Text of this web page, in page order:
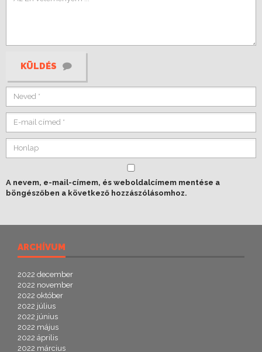
KÜLDÉS
A nevem, e-mail-címem, és weboldalcímem mentése a
böngészőben a következő hozzászólásomhoz.
ARCHÍVUM
2022 december
2022 november
2022 október
2022 július
2022 június
2022 május
2022 április
2022 március